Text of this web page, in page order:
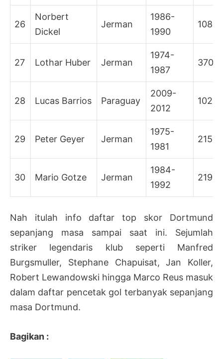
26
Norbert
Dickel
Jerman
1986-
1990
108
27 Lothar Huber Jerman
1974-
1987
370
28 Lucas Barrios Paraguay
2009-
2012
102
29 Peter Geyer Jerman
1975-
1981
215
30 Mario Gotze Jerman
1984-
1992
219
Nah itulah info daftar top skor Dortmund
sepanjang masa sampai saat ini. Sejumlah
striker legendaris klub seperti Manfred
Burgsmuller, Stephane Chapuisat, Jan Koller,
Robert Lewandowski hingga Marco Reus masuk
dalam daftar pencetak gol terbanyak sepanjang
masa Dortmund.
Bagikan :